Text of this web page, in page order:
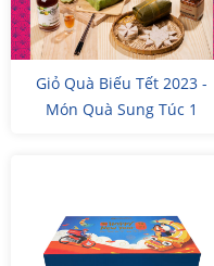
Giỏ Quà Biếu Tết 2023 -
Món Quà Sung Túc 1